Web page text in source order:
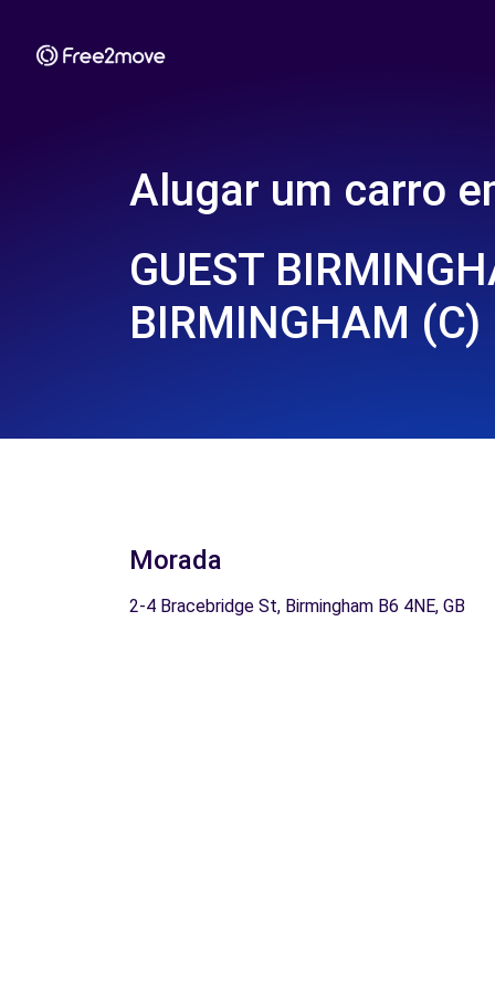
Alugar um carro
GUEST
BIRMINGHAM (C)
Morada
2-4 Bracebridge St, Birmingham B6 4NE, GB